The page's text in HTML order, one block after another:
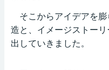
そこからアイデアを膨
造と、イメージストー
出していきました。